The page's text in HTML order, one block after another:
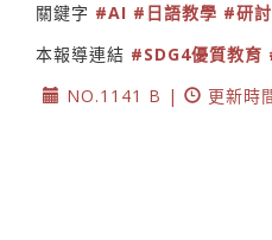
關鍵字 #AI #日語教學 #研
本報導連結 #SDG4優質教育
NO.1141 B |
更新時